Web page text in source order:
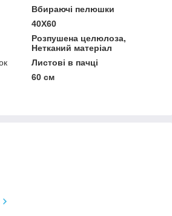
Вбираючі пелюшки
40X60
Розпушена целюлоза,
Нетканий матеріал
Листові в пачці
60 см